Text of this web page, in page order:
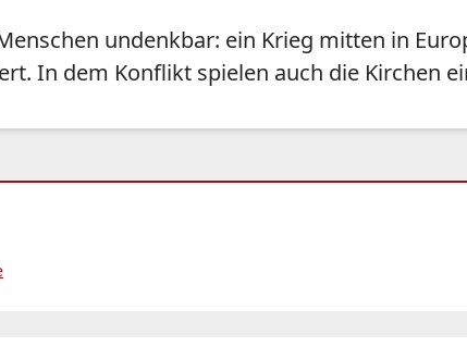
undenkbar: ein Krieg mitten in
In dem Konflikt spielen auch die Kirchen